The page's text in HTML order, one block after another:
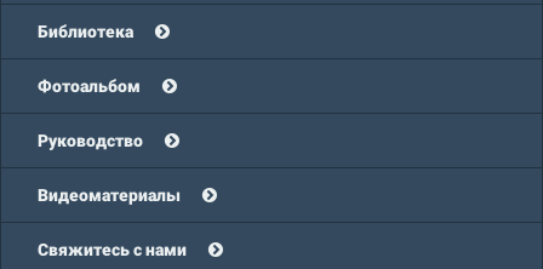
Библиотека
Фотоальбом
Руководство
Видеоматериалы
Свяжитесь с нами